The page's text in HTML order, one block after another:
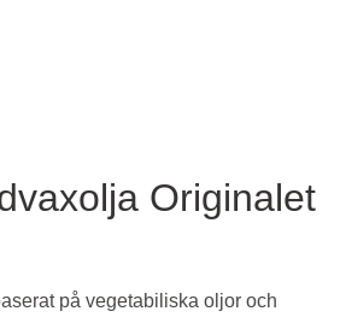
Originalet
på vegetabiliska oljor och